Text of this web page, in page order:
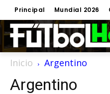
Principal Mundial 2026
Inicio Argentino
Argentino